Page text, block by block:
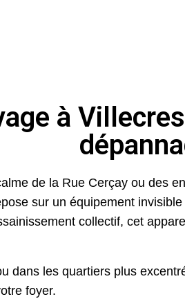
à
de la Rue Cerçay ou des
sur un équipement
collectif, cet
dans les quartiers plus
foyer.